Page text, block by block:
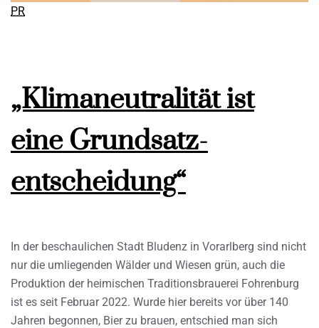
PR
„Klimaneutralität ist
eine Grundsatz-
entscheidung“
In der beschaulichen Stadt Bludenz in Vorarlberg sind nicht
nur die umliegenden Wälder und Wiesen grün, auch die
Produktion der heimischen Traditionsbrauerei Fohrenburg
ist es seit Februar 2022. Wurde hier bereits vor über 140
Jahren begonnen, Bier zu brauen, entschied man sich